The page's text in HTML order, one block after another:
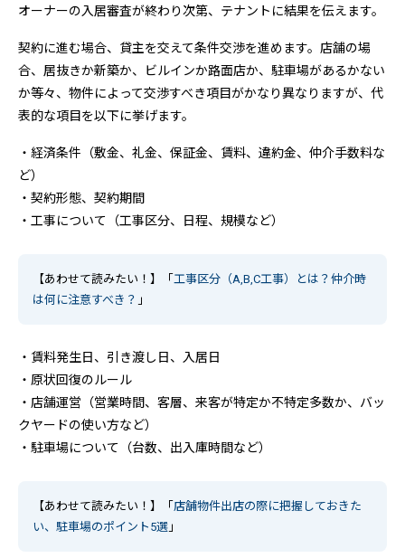
オーナーの入居審査が終わり次第、テナントに結果を伝えます。
契約に進む場合、貸主を交えて条件交渉を進めます。店舗の場
合、居抜きか新築か、ビルインか路面店か、駐車場があるかない
か等々、物件によって交渉すべき項目がかなり異なりますが、代
表的な項目を以下に挙げます。
・経済条件（敷金、礼金、保証金、賃料、違約金、仲介手数料な
ど）
・契約形態、契約期間
・工事について（工事区分、日程、規模など）
【あわせて読みたい！】「工事区分（A,B,C工事）とは？仲介時
は何に注意すべき？ 」
・賃料発生日、引き渡し日、入居日
・原状回復のルール
・店舗運営（営業時間、客層、来客が特定か不特定多数か、バッ
クヤードの使い方など）
・駐車場について（台数、出入庫時間など）
【あわせて読みたい！】「店舗物件出店の際に把握しておきた
い、駐車場のポイント5選 」